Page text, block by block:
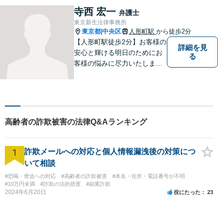
に真摯に向き合い最後までサ
ポート。性別・年齢問わず、
お気軽にご相談ください【八
丁堀駅徒歩2分】
寺西 宏一 弁護士
東京新生法律事務所
東京都 中央区 人形町駅 から徒歩2分
【人形町駅徒歩2分】お客様の
安心と輝ける明日のためにお
客様の悩みに尽力いたしま
が解決することはありませ
ん。 お気軽にご相談くださ
い。
詳細を見
る
高齢者の詐欺被害の法律Q&Aランキング
1
詐欺メールへの対応と個人情報漏洩後の対策につ
いて相談
#恐喝・脅迫への対応 #高齢者の詐欺被害
#本名・住所・電話番号が不明
#10万円未満
#詐欺の法的措置 #副業詐欺
2024年6月20日 役にたった 23